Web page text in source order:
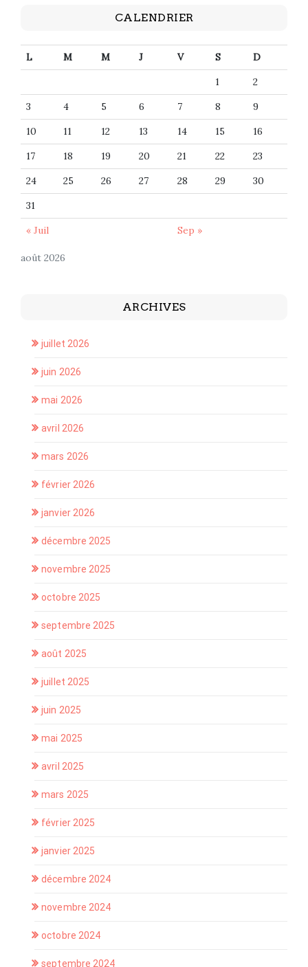
CALENDRIER
août 2026
L M M J V S
D
1
2
3
4 5 6 7 8
9
10
11 12 13 14 15
16
17
18 19 20 21 22
23
24
25 26 27 28 29
30
31
« Juil
Sep »
ARCHIVES
juillet 2026
juin 2026
mai 2026
avril 2026
mars 2026
février 2026
janvier 2026
décembre 2025
novembre 2025
octobre 2025
septembre 2025
août 2025
juillet 2025
juin 2025
mai 2025
avril 2025
mars 2025
février 2025
janvier 2025
décembre 2024
novembre 2024
octobre 2024
septembre 2024